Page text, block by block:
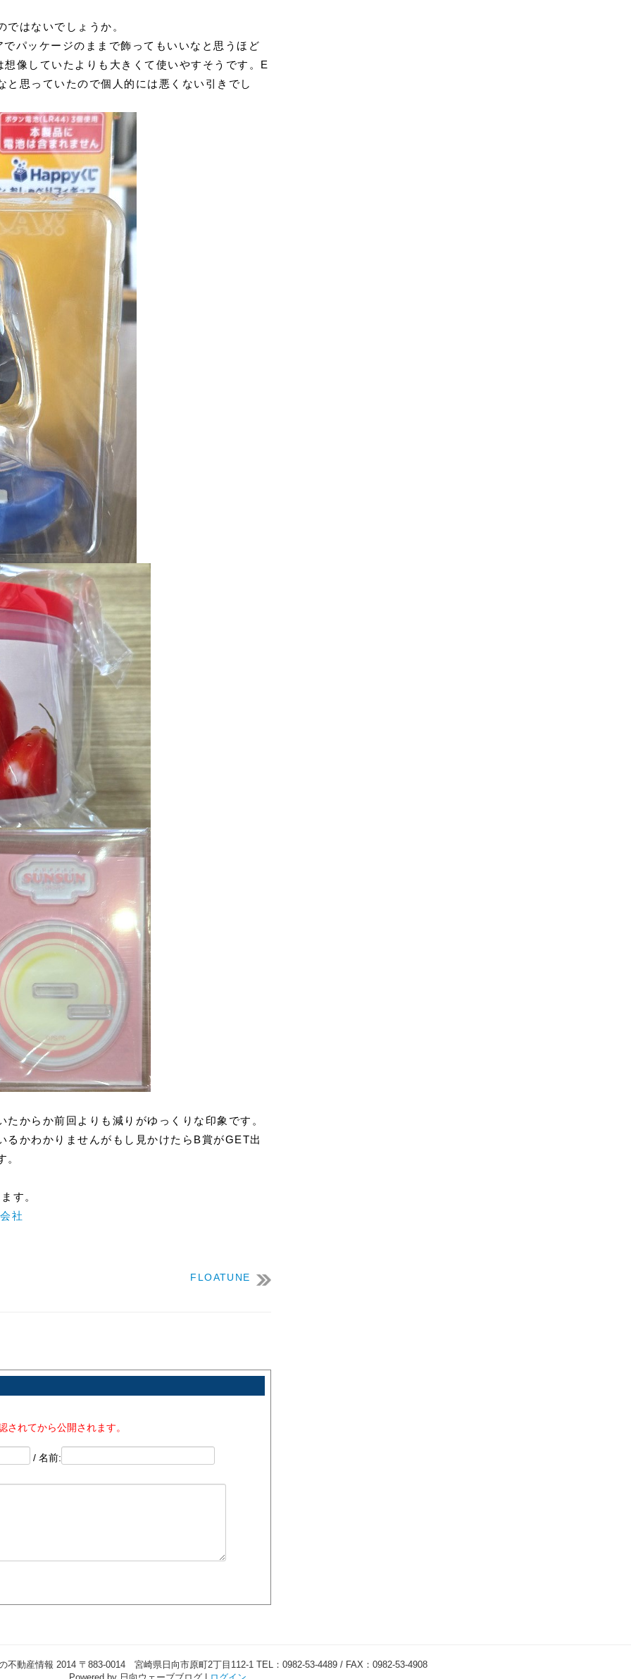
はないでしょうか。
パッケージのままで飾ってもいいなと思うほど
像していたよりも大きくて使いやすそうです。E
思っていたので個人的には悪くない引きでし
からか前回よりも減りがゆっくりな印象です。
るかわかりませんがもし見かけたらB賞がGET出
。
す。
社
FLOATUNE
れてから公開されます。
/ 名前:
不動産情報 2014 〒883-0014 宮崎県日向市原町2丁目112-1 TEL：0982-53-4489 / FAX：0982-53-4908